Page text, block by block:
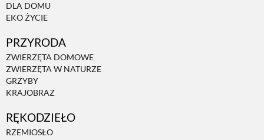
DLA DOMU
EKO ŻYCIE
PRZYRODA
ZWIERZĘTA DOMOWE
ZWIERZĘTA W NATURZE
GRZYBY
KRAJOBRAZ
RĘKODZIEŁO
RZEMIOSŁO